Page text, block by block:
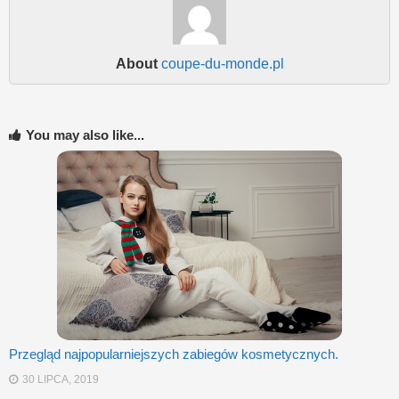
About coupe-du-monde.pl
You may also like...
Przegląd najpopularniejszych zabiegów kosmetycznych.
30 LIPCA, 2019